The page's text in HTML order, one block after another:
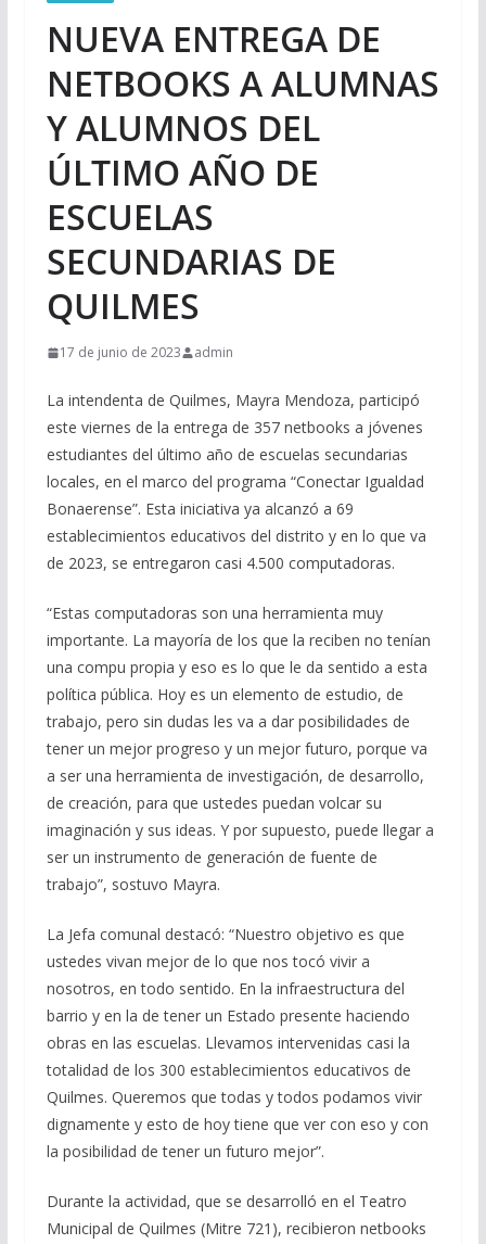
NUEVA ENTREGA DE
NETBOOKS A ALUMNAS
Y ALUMNOS DEL
ÚLTIMO AÑO DE
ESCUELAS
SECUNDARIAS DE
QUILMES
17 de junio de 2023 admin
La intendenta de Quilmes, Mayra Mendoza, participó
este viernes de la entrega de 357 netbooks a jóvenes
estudiantes del último año de escuelas secundarias
locales, en el marco del programa “Conectar Igualdad
Bonaerense”. Esta iniciativa ya alcanzó a 69
establecimientos educativos del distrito y en lo que va
de 2023, se entregaron casi 4.500 computadoras.
“Estas computadoras son una herramienta muy
importante. La mayoría de los que la reciben no tenían
una compu propia y eso es lo que le da sentido a esta
política pública. Hoy es un elemento de estudio, de
trabajo, pero sin dudas les va a dar posibilidades de
tener un mejor progreso y un mejor futuro, porque va
a ser una herramienta de investigación, de desarrollo,
de creación, para que ustedes puedan volcar su
imaginación y sus ideas. Y por supuesto, puede llegar a
ser un instrumento de generación de fuente de
trabajo”, sostuvo Mayra.
La Jefa comunal destacó: “Nuestro objetivo es que
ustedes vivan mejor de lo que nos tocó vivir a
nosotros, en todo sentido. En la infraestructura del
barrio y en la de tener un Estado presente haciendo
obras en las escuelas. Llevamos intervenidas casi la
totalidad de los 300 establecimientos educativos de
Quilmes. Queremos que todas y todos podamos vivir
dignamente y esto de hoy tiene que ver con eso y con
la posibilidad de tener un futuro mejor”.
Durante la actividad, que se desarrolló en el Teatro
Municipal de Quilmes (Mitre 721), recibieron netbooks